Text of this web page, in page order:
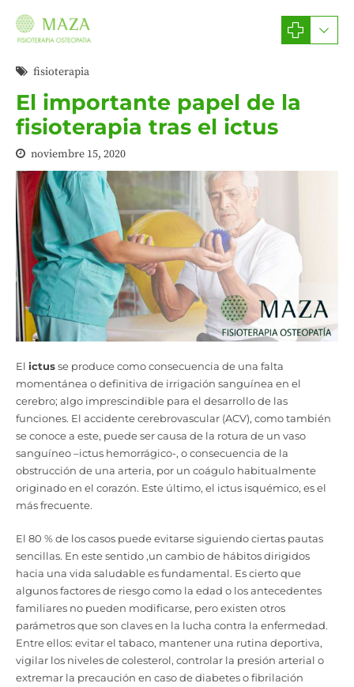
fisioterapia
El importante papel de la
fisioterapia tras el ictus
noviembre 15, 2020
El ictusse produce como consecuencia de una falta
momentánea o definitiva de irrigación sanguínea en el
cerebro; algo imprescindible para el desarrollo de las
funciones. El accidente cerebrovascular (ACV), como también
se conoce a este, puede ser causa de la rotura de un vaso
sanguíneo –ictus hemorrágico-, o consecuencia de la
obstrucción de una arteria, por un coágulo habitualmente
originado en el corazón. Este último, el ictus isquémico, es el
más frecuente.
El 80 % de los casos puede evitarse siguiendo ciertas pautas
sencillas. En este sentido ,un cambio de hábitos dirigidos
hacia una vida saludable es fundamental. Es cierto que
algunos factores de riesgo como la edad o los antecedentes
familiares no pueden modificarse, pero existen otros
parámetros que son claves en la lucha contra la enfermedad.
Entre ellos: evitar el tabaco, mantener una rutina deportiva,
vigilar los niveles de colesterol, controlar la presión arterial o
extremar la precaución en caso de diabetes o fibrilación